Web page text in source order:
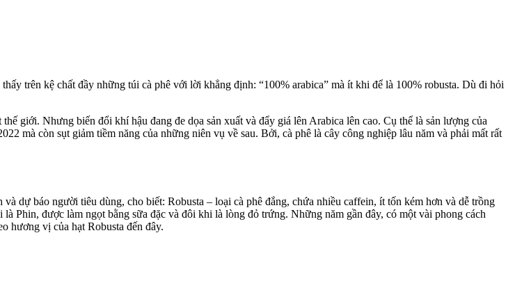
trên kệ chất đầy những túi cà phê với lời khẳng định: “100% arabica” mà ít khi để là 100% robusta. Dù đi hỏi
giới. Nhưng biến đổi khí hậu đang đe dọa sản xuất và đẩy giá lên Arabica lên cao. Cụ thể là sản lượng của
mà còn sụt giảm tiềm năng của những niên vụ về sau. Bởi, cà phê là cây công nghiệp lâu năm và phải mất rất
dự báo người tiêu dùng, cho biết: Robusta – loại cà phê đắng, chứa nhiều caffein, ít tốn kém hơn và dễ trồng
Phin, được làm ngọt bằng sữa đặc và đôi khi là lòng đỏ trứng. Những năm gần đây, có một vài phong cách
hương vị của hạt Robusta đến đây.